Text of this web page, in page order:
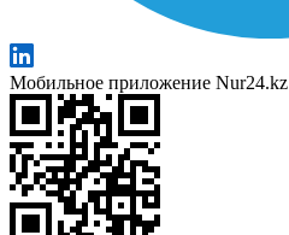
Мобильное приложение Nur24.kz